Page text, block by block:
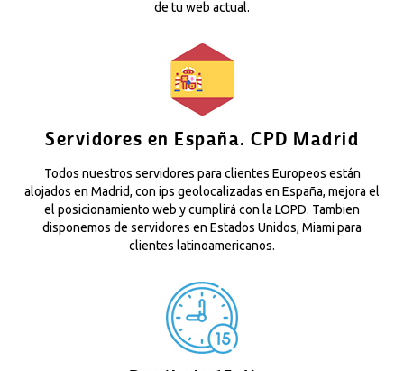
de tu web actual.
Servidores en España. CPD Madrid
Todos nuestros servidores para clientes Europeos están
alojados en Madrid, con ips geolocalizadas en España, mejora el
el posicionamiento web y cumplirá con la LOPD. Tambien
disponemos de servidores en Estados Unidos, Miami para
clientes latinoamericanos.